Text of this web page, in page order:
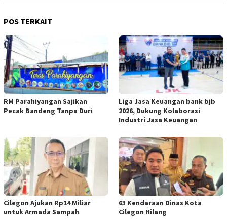
POS TERKAIT
RM Parahiyangan Sajikan
Pecak Bandeng Tanpa Duri
Liga Jasa Keuangan bank bjb
2026, Dukung Kolaborasi
Industri Jasa Keuangan
Cilegon Ajukan Rp14 Miliar
untuk Armada Sampah
63 Kendaraan Dinas Kota
Cilegon Hilang